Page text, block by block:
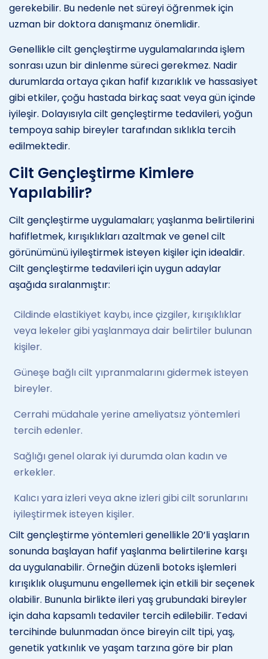
gerekebilir. Bu nedenle net süreyi öğrenmek için
uzman bir doktora danışmanız önemlidir.
Genellikle cilt gençleştirme uygulamalarında işlem
sonrası uzun bir dinlenme süreci gerekmez. Nadir
durumlarda ortaya çıkan hafif kızarıklık ve hassasiyet
gibi etkiler, çoğu hastada birkaç saat veya gün içinde
iyileşir. Dolayısıyla cilt gençleştirme tedavileri, yoğun
tempoya sahip bireyler tarafından sıklıkla tercih
edilmektedir.
Cilt Gençleştirme Kimlere
Yapılabilir?
Cilt gençleştirme uygulamaları; yaşlanma belirtilerini
hafifletmek, kırışıklıkları azaltmak ve genel cilt
görünümünü iyileştirmek isteyen kişiler için idealdir.
Cilt gençleştirme tedavileri için uygun adaylar
aşağıda sıralanmıştır:
Cildinde elastikiyet kaybı, ince çizgiler, kırışıklıklar
veya lekeler gibi yaşlanmaya dair belirtiler bulunan
kişiler.
Güneşe bağlı cilt yıpranmalarını gidermek isteyen
bireyler.
Cerrahi müdahale yerine ameliyatsız yöntemleri
tercih edenler.
Sağlığı genel olarak iyi durumda olan kadın ve
erkekler.
Kalıcı yara izleri veya akne izleri gibi cilt sorunlarını
iyileştirmek isteyen kişiler.
Cilt gençleştirme yöntemleri genellikle 20’li yaşların
sonunda başlayan hafif yaşlanma belirtilerine karşı
da uygulanabilir. Örneğin düzenli botoks işlemleri
kırışıklık oluşumunu engellemek için etkili bir seçenek
olabilir. Bununla birlikte ileri yaş grubundaki bireyler
için daha kapsamlı tedaviler tercih edilebilir. Tedavi
tercihinde bulunmadan önce bireyin cilt tipi, yaş,
genetik yatkınlık ve yaşam tarzına göre bir plan